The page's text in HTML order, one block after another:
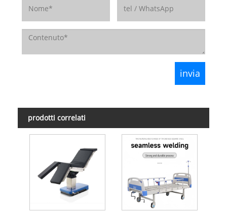
prodotti correlati